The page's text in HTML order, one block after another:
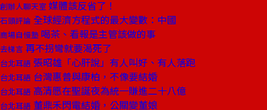
創辦人聊天室 媒體該反省了！
石頭評論 全球經濟方程式的最大變數：中國
商場自慢塾 喝茶、看報是主管該做的事
去梯言 再不拐彎就要渴死了
台北耳語 張昭雄「心肝說」有人叫好、有人落跑
台北耳語 台灣惠普與康柏，不像要結婚
台北耳語 高清愿在聖誕夜為統一賺進二十八億
台北耳語 董鼎禾閃電結婚，公關變董娘